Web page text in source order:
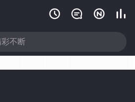
   